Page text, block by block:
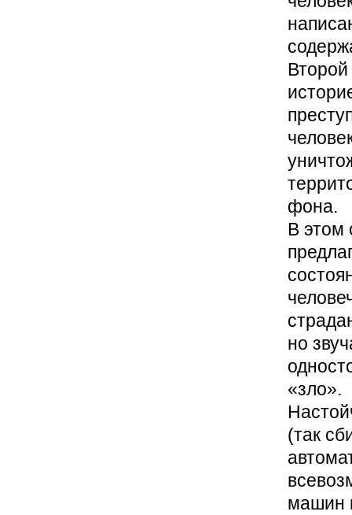
фона.
В этом
но
«зло».
(так
машин